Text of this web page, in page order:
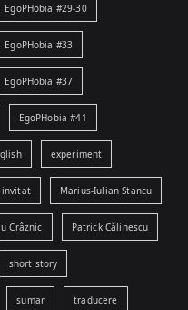
EgoPHobia #29-30
EgoPHobia #33
EgoPHobia #37
EgoPHobia #41
experiment
invitat Marius-Iulian Stancu
Crâznic Patrick Călinescu
short story
sumar traducere